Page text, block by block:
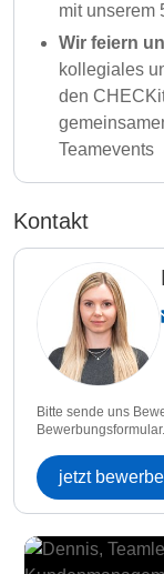
mit unserem
Wir feiern
kollegiales
den
Teamevents
Kontakt
Bitte sende uns
Bewerbungsformular.
jetzt